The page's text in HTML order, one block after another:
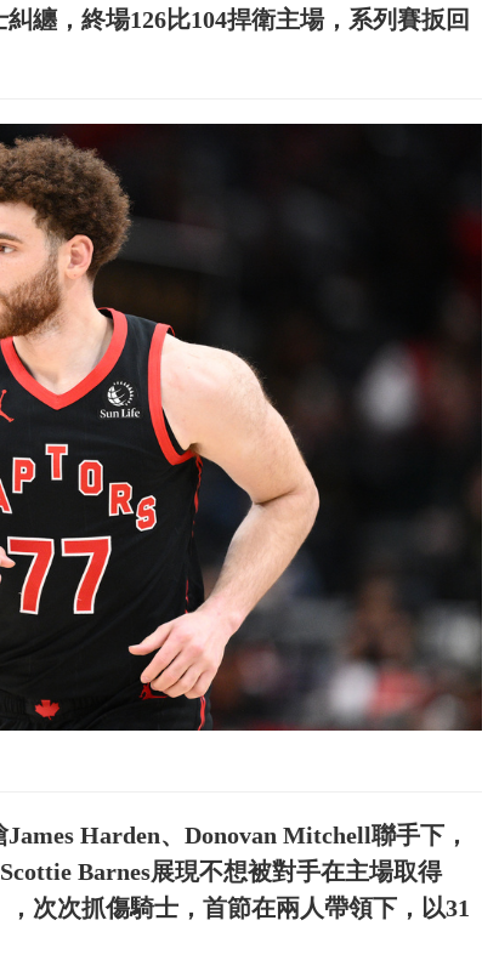
纏，終場126比104捍衛主場，系列賽扳回
Harden、Donovan Mitchell聯手下，
Barnes展現不想被對手在主場取得
次次抓傷騎士，首節在兩人帶領下，以31